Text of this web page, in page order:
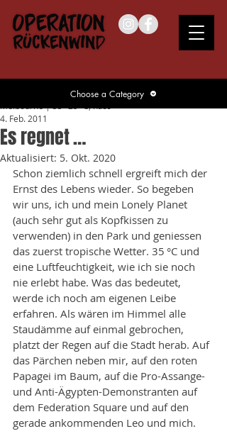
Es regnet …
4. Feb. 2011
Aktualisiert: 5. Okt. 2020
Schon ziemlich schnell ergreift mich der
Ernst des Lebens wieder. So begeben
wir uns, ich und mein Lonely Planet
(auch sehr gut als Kopfkissen zu
verwenden) in den Park und geniessen
das zuerst tropische Wetter. 35 °C und
eine Luftfeuchtigkeit, wie ich sie noch
nie erlebt habe. Was das bedeutet,
werde ich noch am eigenen Leibe
erfahren. Als wären im Himmel alle
Staudämme auf einmal gebrochen,
platzt der Regen auf die Stadt herab. Auf
das Pärchen neben mir, auf den roten
Papagei im Baum, auf die Pro-Assange-
und Anti-Ägypten-Demonstranten auf
dem Federation Square und auf den
gerade ankommenden Leo und mich.
Choose a Category